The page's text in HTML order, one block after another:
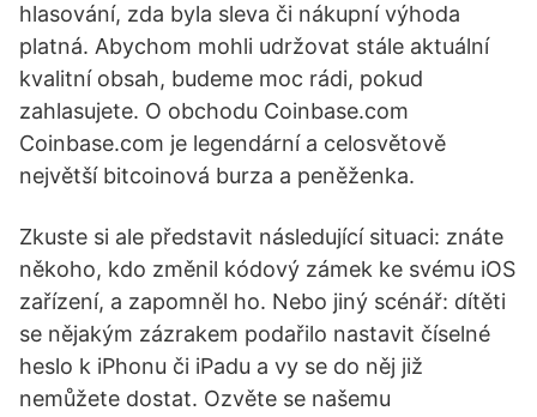
hlasování, zda byla sleva či nákupní výhoda
platná. Abychom mohli udržovat stále aktuální
kvalitní obsah, budeme moc rádi, pokud
zahlasujete. O obchodu Coinbase.com
Coinbase.com je legendární a celosvětově
největší bitcoinová burza a peněženka.
Zkuste si ale představit následující situaci: znáte
někoho, kdo změnil kódový zámek ke svému iOS
zařízení, a zapomněl ho. Nebo jiný scénář: dítěti
se nějakým zázrakem podařilo nastavit číselné
heslo k iPhonu či iPadu a vy se do něj již
nemůžete dostat. Ozvěte se našemu